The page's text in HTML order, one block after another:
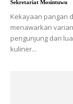
Sekretariat Mosintuwu -
Kekayaan pangan
menawarkan
pengunjung dari
kuliner...